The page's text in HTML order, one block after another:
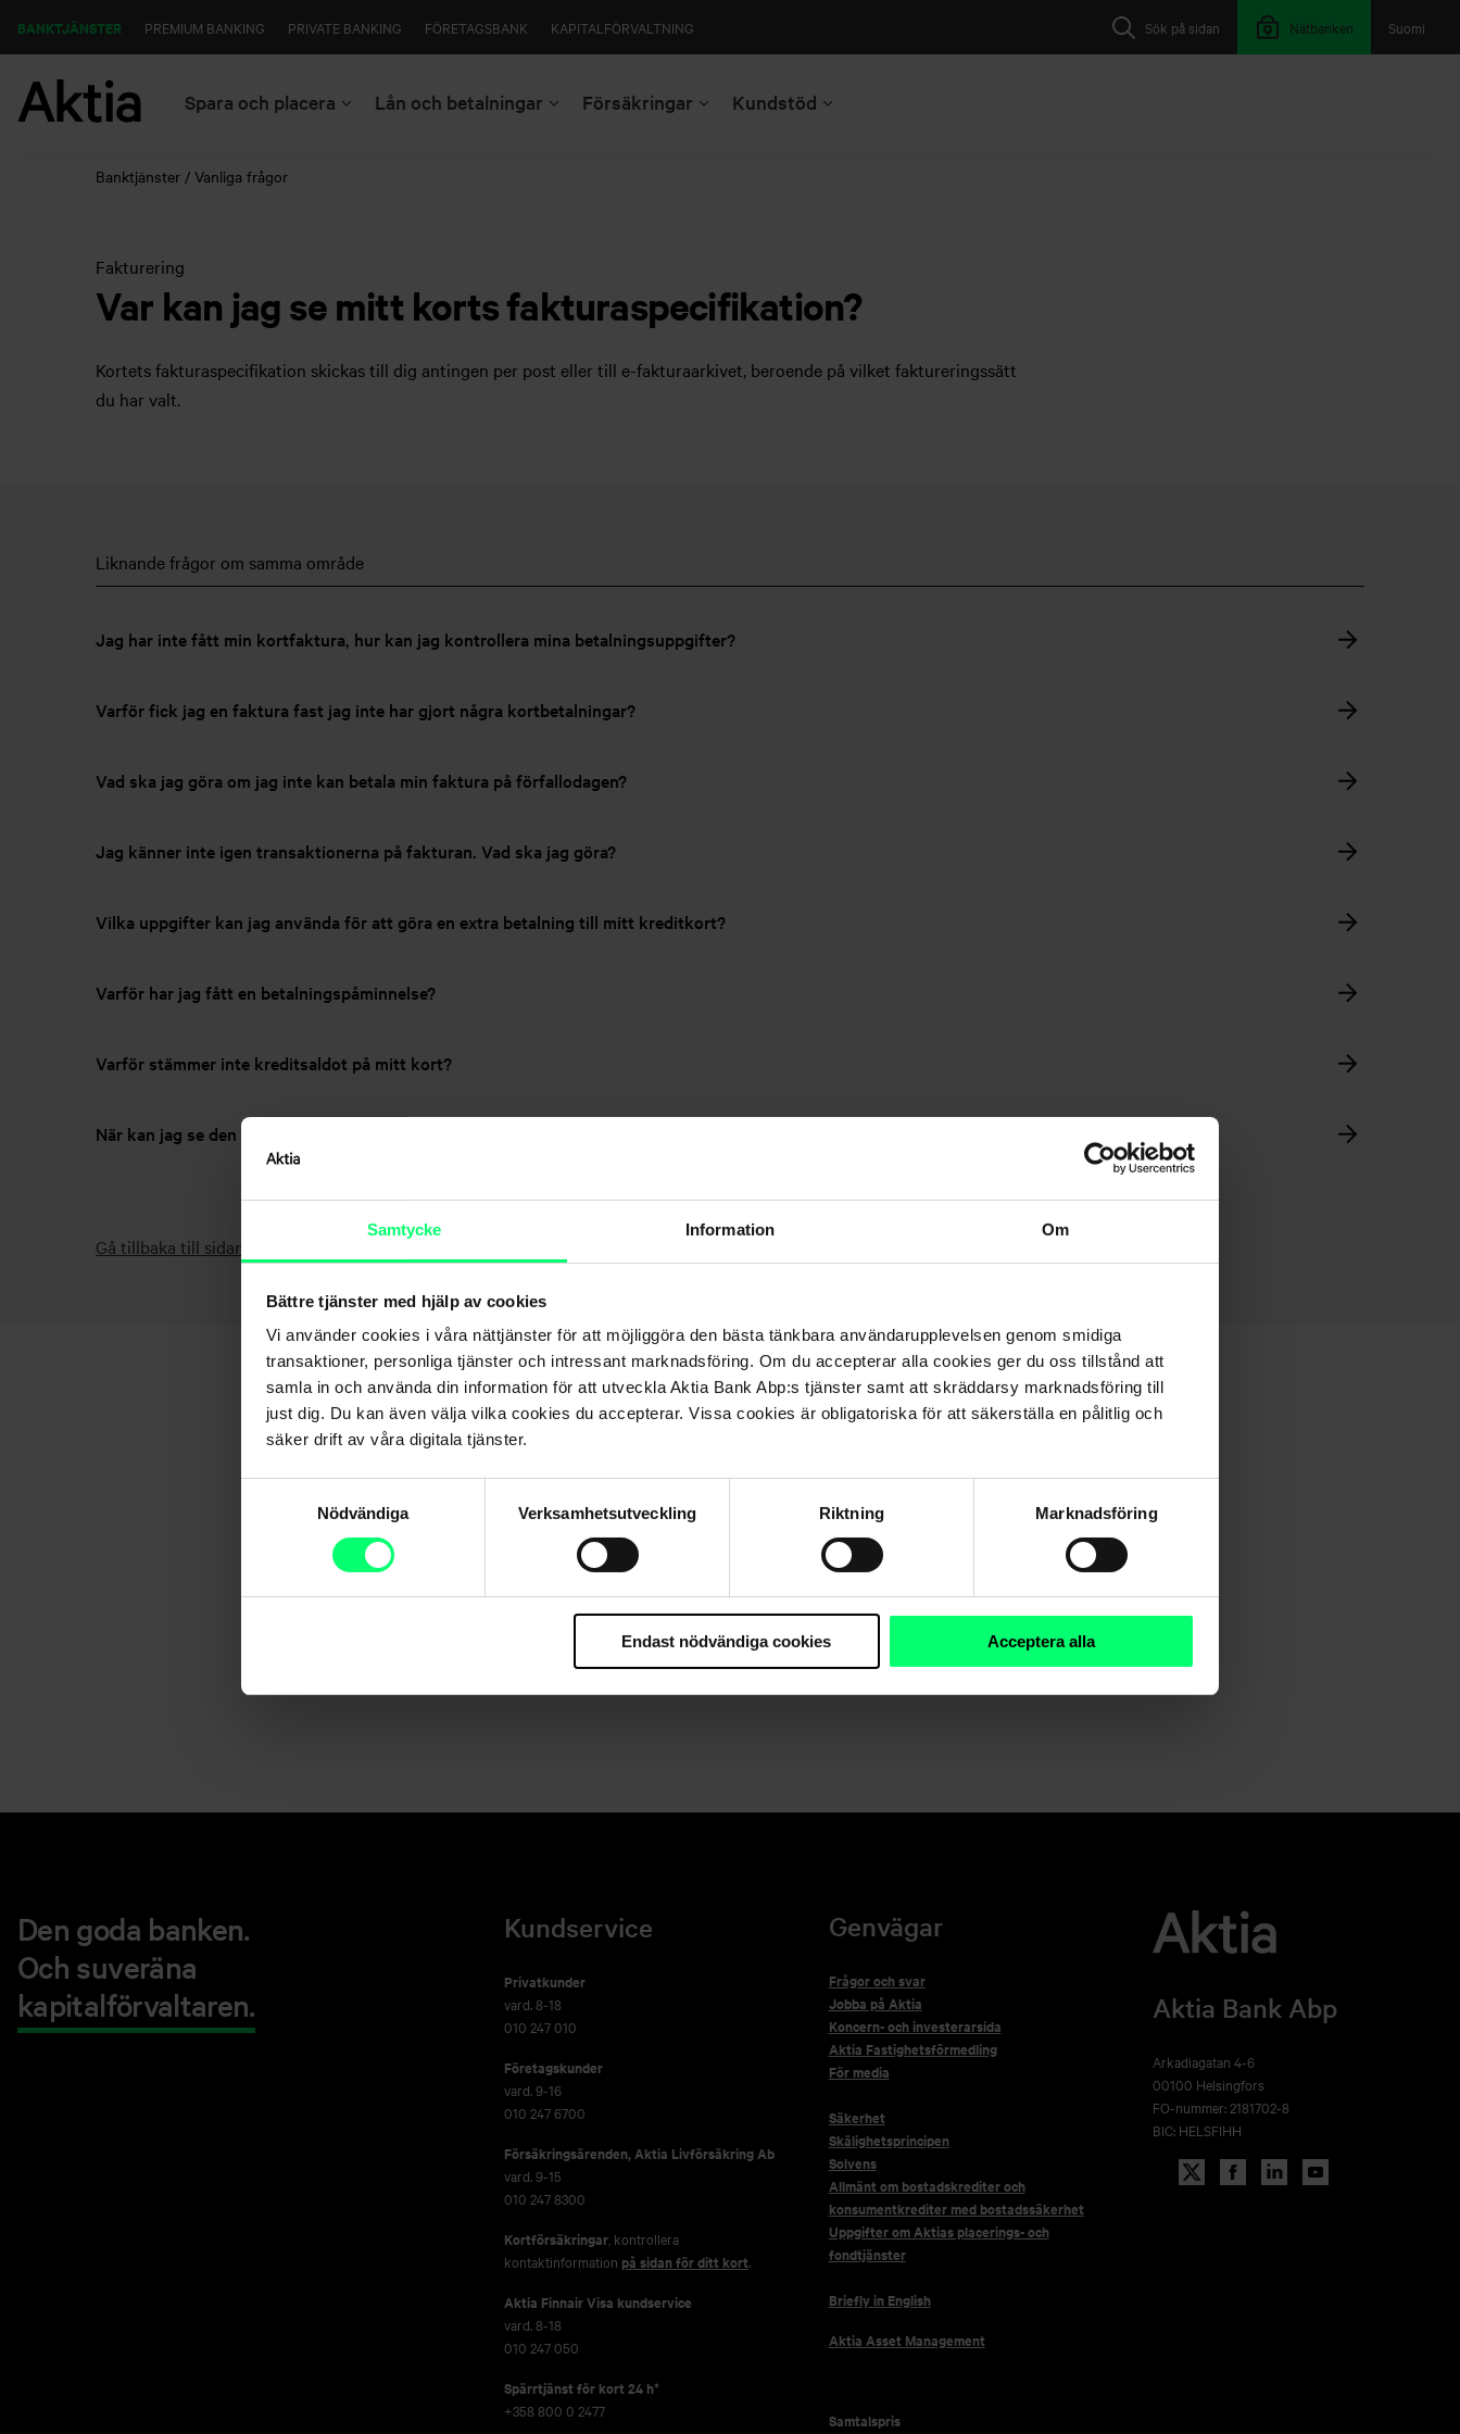
Samtycke Information Om
Bättre tjänster med hjälp av cookies
Vi använder cookies i våra nättjänster för att möjliggöra den bästa tänkbara användarupplevelsen genom smidiga
transaktioner, personliga tjänster och intressant marknadsföring. Om du accepterar alla cookies ger du oss tillstånd att
samla in och använda din information för att utveckla Aktia Bank Abp:s tjänster samt att skräddarsy marknadsföring till
just dig. Du kan även välja vilka cookies du accepterar. Vissa cookies är obligatoriska för att säkerställa en pålitlig och
säker drift av våra digitala tjänster.
Nödvändiga
Verksamhetsutveckling Riktning Marknadsföring
Endast nödvändiga cookies Acceptera alla
Suomi
Sök på sidan Nätbanken
BANKTJÄNSTER PREMIUM BANKING PRIVATE BANKING FÖRETAGSBANK KAPITALFÖRVALTNING
Spara och placera Lån och betalningar Försäkringar Kundstöd
Banktjänster Vanliga frågor
Fakturering
Var kan jag se mitt korts fakturaspecifikation?
Kortets fakturaspecifikation skickas till dig antingen per post eller till e-fakturaarkivet, beroende på vilket faktureringssätt
du har valt.
Liknande frågor om samma område
Jag har inte fått min kortfaktura, hur kan jag kontrollera mina betalningsuppgifter?
Varför fick jag en faktura fast jag inte har gjort några kortbetalningar?
Vad ska jag göra om jag inte kan betala min faktura på förfallodagen?
Jag känner inte igen transaktionerna på fakturan. Vad ska jag göra?
Vilka uppgifter kan jag använda för att göra en extra betalning till mitt kreditkort?
Varför har jag fått en betalningspåminnelse?
Varför stämmer inte kreditsaldot på mitt kort?
När kan jag se den betalade amorteringen i kortets kreditsaldo?
Gå tillbaka till sidan – Kort
Hittar du inte det du söker?
Skicka ett meddelande till oss via nätbanken
Den goda banken.
Och suveräna
kapitalförvaltaren.
Kundservice
Privatkunder
vard. 8-18
010 247 010
Företagskunder
vard. 9-16
010 247 6700
Försäkringsärenden,Aktia Livförsäkring Ab
vard. 9-15
010 247 8300
Kortförsäkringar, kontrollera
kontaktinformation på sidan för ditt kort.
Aktia Finnair Visa kundservice
vard. 8-18
010 247 050
Spärrtjänst för kort 24 h*
+358 800 0 2477
Genvägar
Frågor och svar
Jobba på Aktia
Koncern- och investerarsida
Aktia Fastighetsförmedling
För media
Säkerhet
Skälighetsprincipen
Solvens
Allmänt om bostadskrediter och
konsumentkrediter med bostadssäkerhet
Uppgifter om Aktias placerings- och
fondtjänster
Briefly in English
Aktia Asset Management
Samtalspris
Aktia Bank Abp
Arkadiagatan 4-6
00100 Helsingfors
FO-nummer: 2181702-8
BIC: HELSFIHH